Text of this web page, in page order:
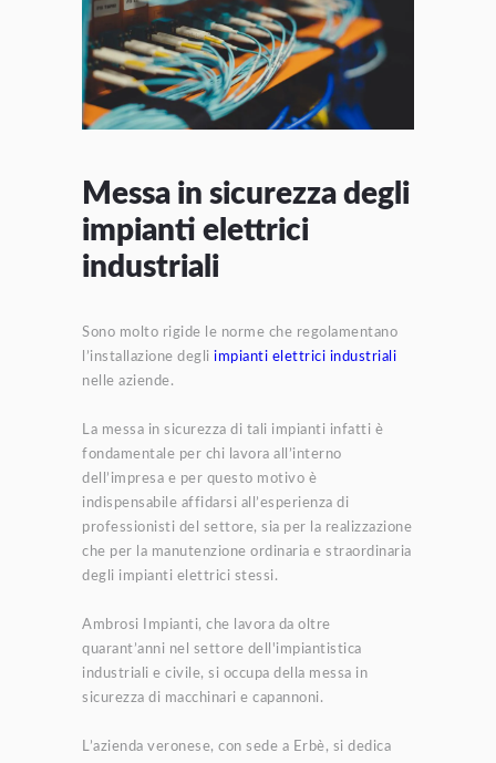
Messa in sicurezza degli
impianti elettrici
industriali
Sono molto rigide le norme che regolamentano
l’installazione degli impianti elettrici industriali
nelle aziende.
La messa in sicurezza di tali impianti infatti è
fondamentale per chi lavora all’interno
dell’impresa e per questo motivo è
indispensabile affidarsi all’esperienza di
professionisti del settore, sia per la realizzazione
che per la manutenzione ordinaria e straordinaria
degli impianti elettrici stessi.
Ambrosi Impianti, che lavora da oltre
quarant’anni nel settore dell'impiantistica
industriali e civile, si occupa della messa in
sicurezza di macchinari e capannoni.
L’azienda veronese, con sede a Erbè, si dedica